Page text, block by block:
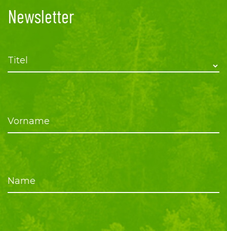
Newsletter
Titel
Vorname
Name